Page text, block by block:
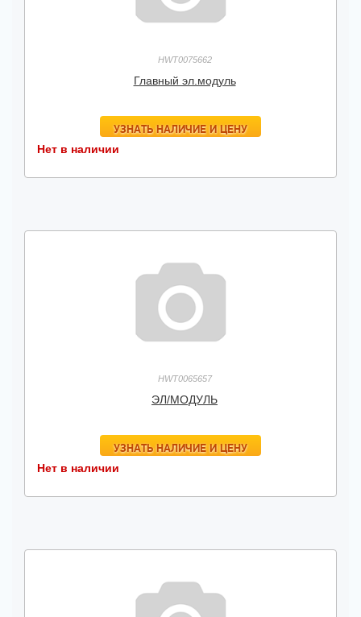
HWT0075662
Главный эл.модуль
УЗНАТЬ НАЛИЧИЕ И ЦЕНУ
Нет в наличии
HWT0065657
ЭЛ/МОДУЛЬ
УЗНАТЬ НАЛИЧИЕ И ЦЕНУ
Нет в наличии